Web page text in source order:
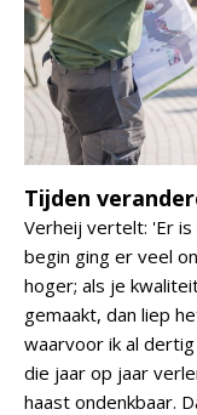
Tijden
Verheij vertelt: 'Er
begin ging er veel
hoger; als je
gemaakt, dan liep
waarvoor ik al
die jaar op jaar
haast ondenkbaar.